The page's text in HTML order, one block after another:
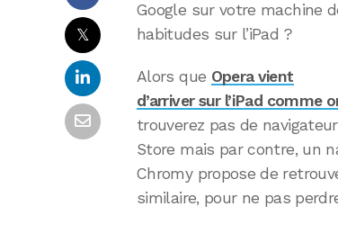
𝕏
Google sur votre machine
habitudes sur l’iPad ?
Alors que Opera vient
d’arriver sur l’iPad comme
trouverez pas de
Store mais par contre, un
Chromy propose de
similaire, pour ne pas